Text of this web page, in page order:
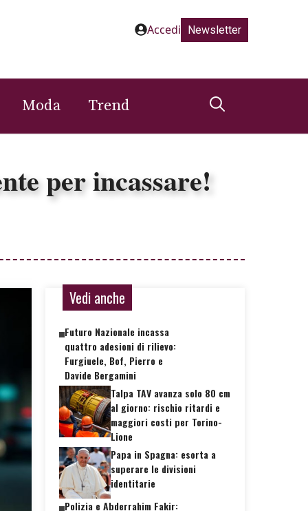
Accedi Newsletter
Moda Trend
per incassare!
Vedi anche
Futuro Nazionale incassa
quattro adesioni di rilievo:
Furgiuele, Bof, Pierro e
Davide Bergamini
Talpa TAV avanza solo 80 cm
al giorno: rischio ritardi e
maggiori costi per Torino-
Lione
Papa in Spagna: esorta a
superare le divisioni
identitarie
Polizia e Abderrahim Fakir: